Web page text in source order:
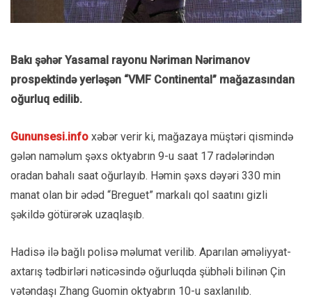
Bakı şəhər Yasamal rayonu Nəriman Nərimanov
prospektində yerləşən “VMF Continental” mağazasından
oğurluq edilib.
Gununsesi.info xəbər verir ki, mağazaya müştəri qismində
gələn naməlum şəxs oktyabrın 9-u saat 17 radələrindən
oradan bahalı saat oğurlayıb. Həmin şəxs dəyəri 330 min
manat olan bir ədəd “Breguet” markalı qol saatını gizli
şəkildə götürərək uzaqlaşıb.
Hadisə ilə bağlı polisə məlumat verilib. Aparılan əməliyyat-
axtarış tədbirləri nəticəsində oğurluqda şübhəli bilinən Çin
vətəndaşı Zhang Guomin oktyabrın 10-u saxlanılıb.